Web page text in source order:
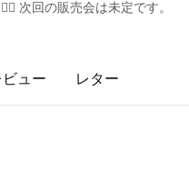
次回の販売会は未定です。
ビュー レター